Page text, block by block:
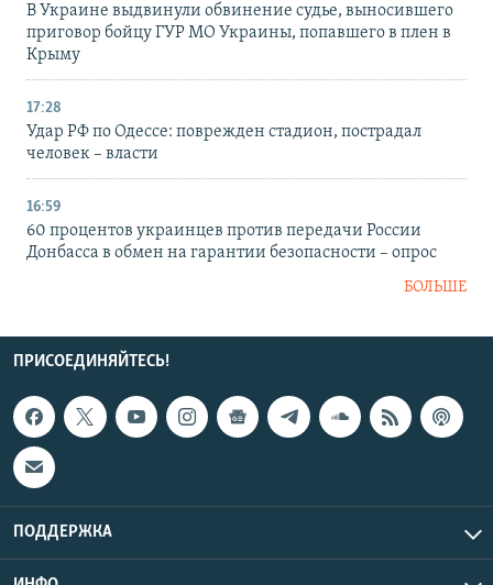
В Украине выдвинули обвинение судье, выносившего
приговор бойцу ГУР МО Украины, попавшего в плен в
Крыму
17:28
Удар РФ по Одессе: поврежден стадион, пострадал
человек – власти
16:59
60 процентов украинцев против передачи России
Донбасса в обмен на гарантии безопасности – опрос
БОЛЬШЕ
ПРИСОЕДИНЯЙТЕСЬ!
ПОДДЕРЖКА